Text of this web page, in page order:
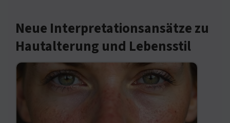
Neue Interpretationsansätze zu
Hautalterung und Lebensstil